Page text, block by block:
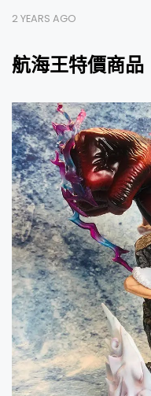
2 YEARS AGO
航海王特價商品